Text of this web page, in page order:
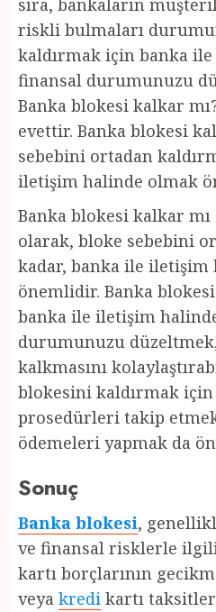
sıra, bankaların
riskli bulmaları
kaldırmak için banka
finansal durumunuzu
Banka blokesi kalkar
evettir. Banka blokesi
sebebini ortadan
iletişim halinde olmak
Banka blokesi kalkar
olarak, bloke sebebini
kadar, banka ile iletişim
önemlidir. Banka
banka ile iletişim
durumunuzu
kalkmasını
blokesini kaldırmak
prosedürleri takip
ödemeleri yapmak da
Sonuç
Banka blokesi,
ve finansal risklerle
kartı borçlarının
veya kredi kartı